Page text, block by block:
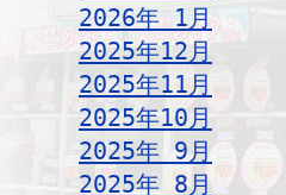
2026年 1月
2025年12月
2025年11月
2025年10月
2025年 9月
2025年 8月